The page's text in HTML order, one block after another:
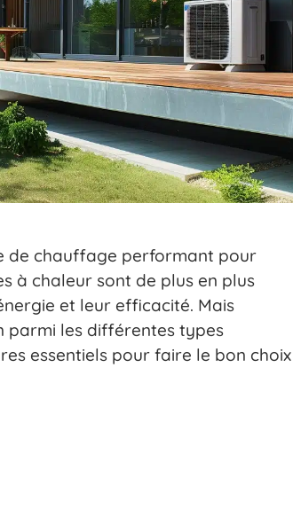
de chauffage performant pour
à chaleur sont de plus en plus
et leur efficacité. Mais
parmi les différentes types
essentiels pour faire le bon choix